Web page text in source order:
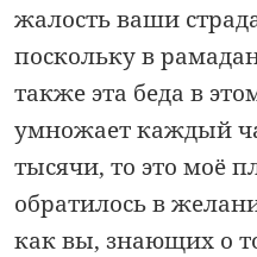
жалость ваши
поскольку в
также эта беда в
умножает каждый
тысячи, то это моё
обратилось в
как вы, знающих о